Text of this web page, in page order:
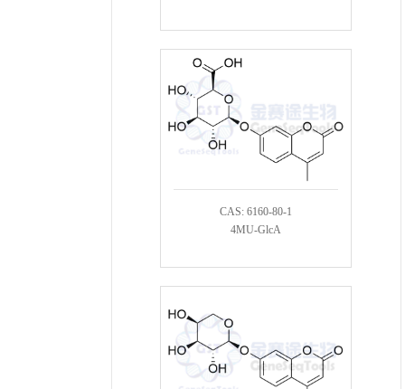
CAS: 6160-80-1
4MU-GlcA